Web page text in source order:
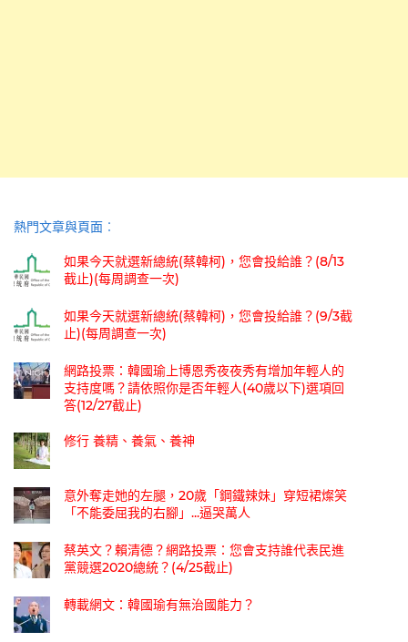
熱門文章與頁面︰
如果今天就選新總統(蔡韓柯)，您會投給誰？(8/13
截止)(每周調查一次)
如果今天就選新總統(蔡韓柯)，您會投給誰？(9/3截
止)(每周調查一次)
網路投票：韓國瑜上博恩秀夜夜秀有增加年輕人的
支持度嗎？請依照你是否年輕人(40歲以下)選項回
答(12/27截止)
修行 養精、養氣、養神
意外奪走她的左腿，20歲「鋼鐵辣妹」穿短裙燦笑
「不能委屈我的右腳」...逼哭萬人
蔡英文？賴清德？網路投票：您會支持誰代表民進
黨競選2020總統？(4/25截止)
轉載網文：韓國瑜有無治國能力？